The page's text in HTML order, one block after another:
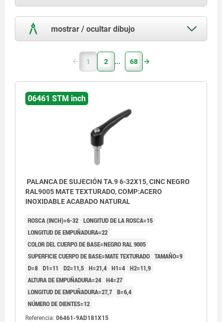
mostrar / ocultar dibujo
1) Extremo achaflanado DIN EN ISO 4753
1 2 68
06461 STM inch
PALANCA DE SUJECIÓN TA.9 6-32X15, CINC NEGRO
RAL9005 MATE TEXTURADO, COMP:ACERO
INOXIDABLE ACABADO NATURAL
ROSCA (INCH)=6-32 LONGITUD DE LA ROSCA=15
LONGITUD DE EMPUÑADURA=22
COLOR DEL CUERPO DE BASE=NEGRO RAL 9005
SUPERFICIE CUERPO DE BASE=MATE TEXTURADO TAMAÑO=9
D=8 D1=11 D2=11,5 H=21,4 H1=4 H2=11,9
ALTURA DE EMPUÑADURA=24 H4=27
LONGITUD DE EMPUÑADURA=27,7 B=6,4
NÚMERO DE DIENTES=12
Referencia: 06461-9AD181X15